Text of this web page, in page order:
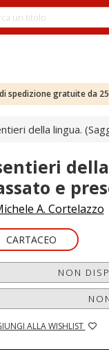
spedizione gratuite da
della lingua.
e
A. Cortelazzo
CARTACEO
NON
ALLA WISHLIST